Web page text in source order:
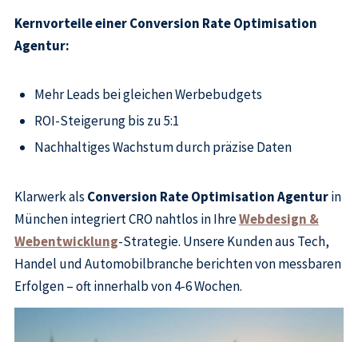
Kernvorteile einer Conversion Rate Optimisation
Agentur:
Mehr Leads bei gleichen Werbebudgets
ROI-Steigerung bis zu 5:1
Nachhaltiges Wachstum durch präzise Daten
Klarwerk als Conversion Rate Optimisation Agenturin
München integriert CRO nahtlos in IhreWebdesign &
Webentwicklung-Strategie. Unsere Kunden aus Tech,
Handel und Automobilbranche berichten von messbaren
Erfolgen – oft innerhalb von 4-6 Wochen.